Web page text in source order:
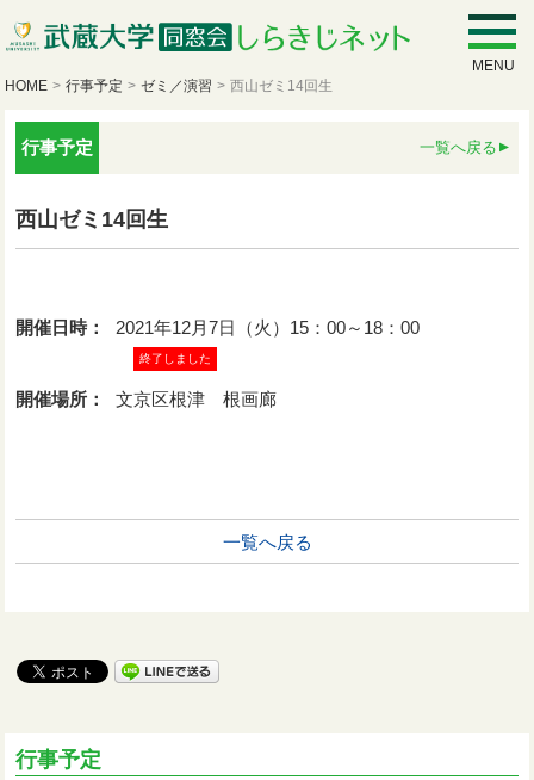
MENU
HOME > 行事予定 > ゼミ／演習 > 西山ゼミ14回生
行事予定 一覧へ戻る
西山ゼミ14回生
開催日時： 2021年12月7日（火）15：00～18：00
終了しました
開催場所： 文京区根津 根画廊
一覧へ戻る
行事予定